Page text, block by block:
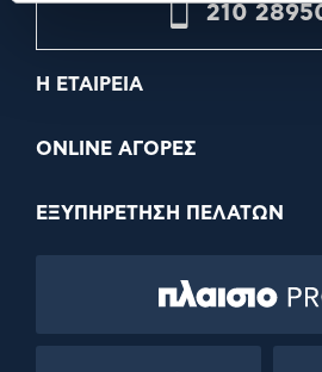
210
Η ΕΤΑΙΡΕΙΑ
ONLINE ΑΓΟΡΕΣ
ΕΞΥΠΗΡΕΤΗΣΗ ΠΕΛΑΤΩΝ